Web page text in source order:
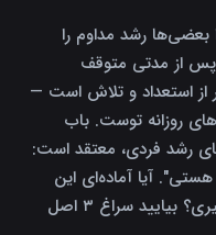
بعضی‌ها رشد مداوم را
پس از مدتی متوقف
از استعداد و تلاش است —
روزانه توست. باب
رشد فردی، معتقد است:
هستی . آیا آماده‌ای این
عادت‌ها را در کار و زندگی خود به‌کار بگیری؟ بیایید سراغ ۳ اصل